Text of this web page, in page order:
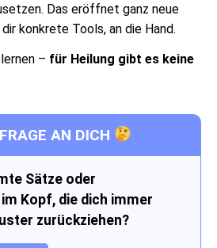
Das eröffnet ganz neue
konkrete Tools, an die Hand.
– für Heilung gibt es keine
AN DICH
Sätze oder
Kopf, die dich immer
zurückziehen?